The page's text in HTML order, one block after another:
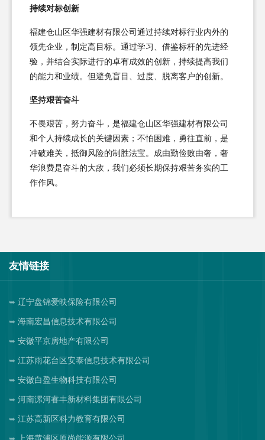
持续对标创新
福建仓山区华强建材有限公司通过持续对标行业内外的
领先企业，制定高目标。通过学习、借鉴标杆的先进经
验，并结合实际进行的卓有成效的创新，持续提高我们
的能力和业绩。但避免盲目、过度、脱离客户的创新。
坚持艰苦奋斗
不畏艰苦，努力奋斗，是福建仓山区华强建材有限公司
和个人持续成长的关键因素；不怕困难，勇往直前，是
冲破难关，抵御风险的制胜法宝。成由勤俭败由奢，奢
华浪费是奋斗的大敌，我们必须长期保持艰苦务实的工
作作风。
友情链接
辽宁盘锦爱映保险有限公司
海南宏昌信息技术有限公司
安徽平京房地产有限公司
江苏雨花台区安泰信息技术有限公司
安徽白盈生物科技有限公司
河南漯河睿丰新材料集团有限公司
江苏高新区科力教育有限公司